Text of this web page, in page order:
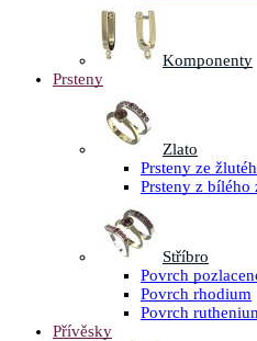
Komponenty
Prsteny
Zlato
Prsteny ze
Prsteny z bílého
Stříbro
Povrch
Povrch rhodium
Povrch
Přívěsky